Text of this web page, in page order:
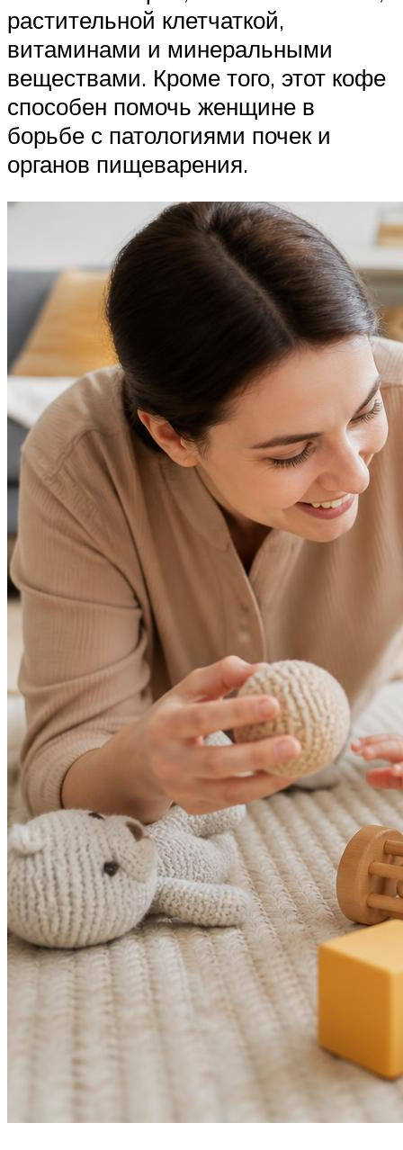
растительной клетчаткой,
витаминами и минеральными
веществами. Кроме того, этот кофе
способен помочь женщине в
борьбе с патологиями почек и
органов пищеварения.